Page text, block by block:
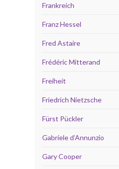
Frankreich
Franz Hessel
Fred Astaire
Frédéric Mitterand
Freiheit
Friedrich Nietzsche
Fürst Pückler
Gabriele d’Annunzio
Gary Cooper